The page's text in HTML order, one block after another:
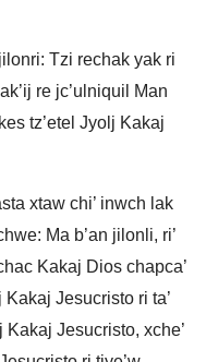
Tzi rechak yak ri
re jc’ulniquil Man
tz’etel Jyolj Kakaj
xtaw chi’ inwch lak
Ma b’an jilonli, ri’
Kakaj Dios chapca’
Jesucristo ri ta’
Jesucristo, xche’